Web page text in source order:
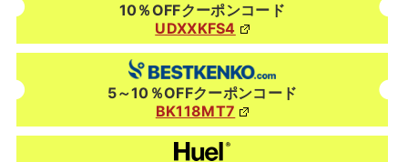
10％OFFクーポンコード
UDXXKFS4
5～10％OFFクーポンコード
BK118MT7